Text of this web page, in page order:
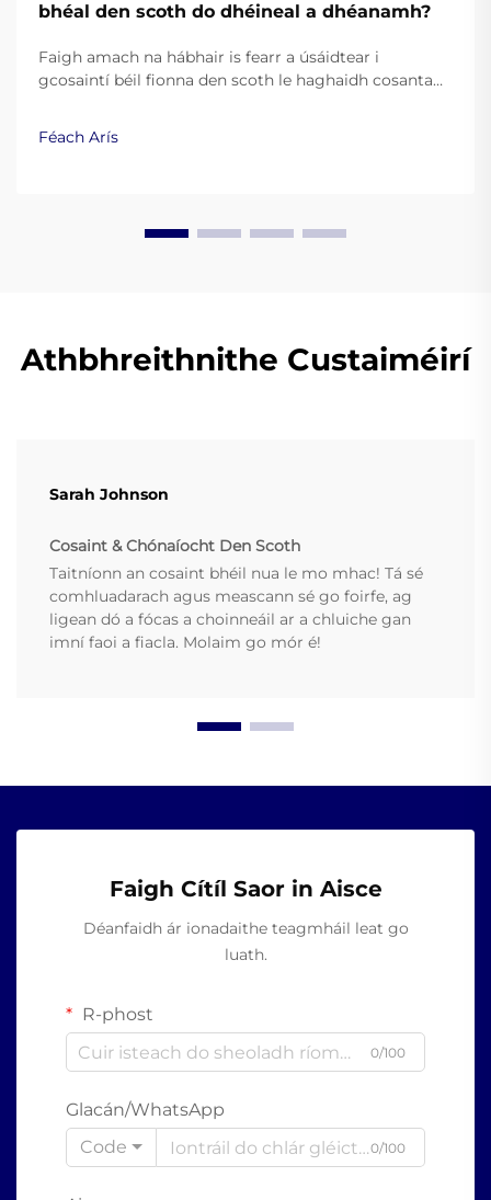
bhéal den scoth do dhéineal a dhéanamh?
Faigh amach na hábhair is fearr a úsáidtear i
gcosaintí béil fionna den scoth le haghaidh cosanta
silicín ceannais, EVA, agus teasphlastaicí an
fheidhmíocht. Léigh níos mó.
Féach Arís
Athbhreithnithe Custaiméirí
Sarah Johnson
Cosaint & Chónaíocht Den Scoth
Taitníonn an cosaint bhéil nua le mo mhac! Tá sé
comhluadarach agus meascann sé go foirfe, ag
ligean dó a fócas a choinneáil ar a chluiche gan
imní faoi a fiacla. Molaim go mór é!
Faigh Cítíl Saor in Aisce
Déanfaidh ár ionadaithe teagmháil leat go
luath.
R-phost
0/100
Glacán/WhatsApp
Code
0/100